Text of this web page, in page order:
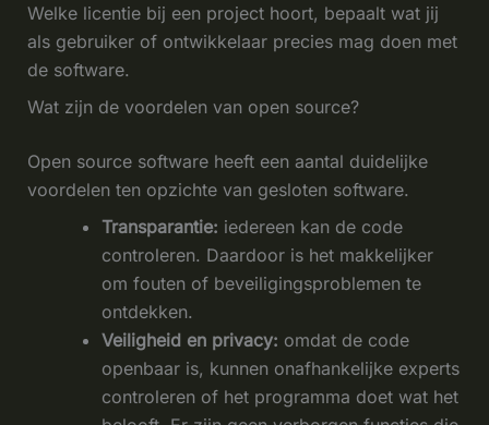
Welke licentie bij een project hoort, bepaalt wat jij
als gebruiker of ontwikkelaar precies mag doen met
de software.
Wat zijn de voordelen van open source?
Open source software heeft een aantal duidelijke
voordelen ten opzichte van gesloten software.
Transparantie: iedereen kan de code
controleren. Daardoor is het makkelijker
om fouten of beveiligingsproblemen te
ontdekken.
Veiligheid en privacy: omdat de code
openbaar is, kunnen onafhankelijke experts
controleren of het programma doet wat het